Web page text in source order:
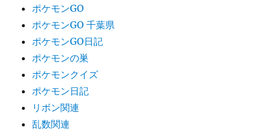
ポケモンGO
ポケモンGO 千葉県
ポケモンGO日記
ポケモンの巣
ポケモンクイズ
ポケモン日記
リボン関連
乱数関連